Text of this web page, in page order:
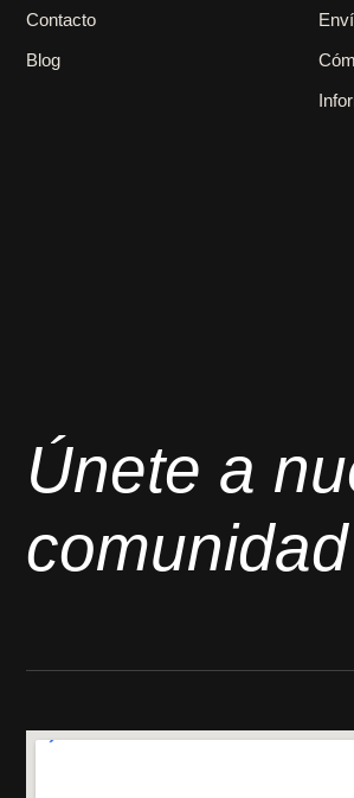
Contacto
Blog
Únete a
comunidad